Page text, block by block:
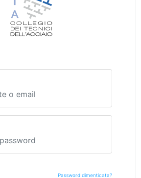
Password dimenticata?